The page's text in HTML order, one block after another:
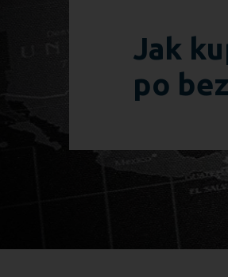
Jak
po